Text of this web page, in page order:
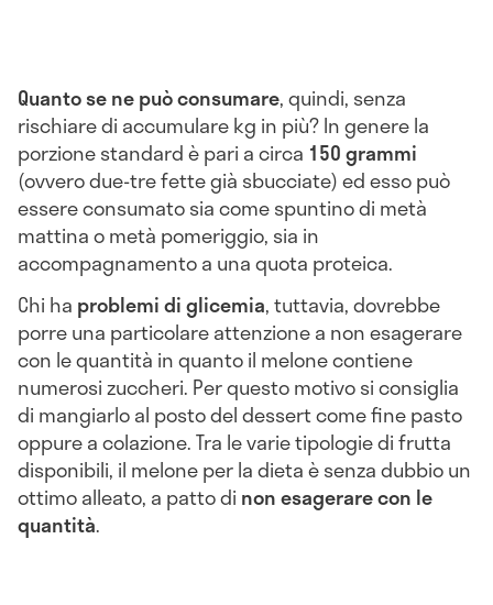
Quanto se ne può consumare, quindi, senza
rischiare di accumulare kg in più? In genere la
porzione standard è pari a circa 150 grammi
(ovvero due-tre fette già sbucciate) ed esso può
essere consumato sia come spuntino di metà
mattina o metà pomeriggio, sia in
accompagnamento a una quota proteica.
Chi ha problemi di glicemia, tuttavia, dovrebbe
porre una particolare attenzione a non esagerare
con le quantità in quanto il melone contiene
numerosi zuccheri. Per questo motivo si consiglia
di mangiarlo al posto del dessert come fine pasto
oppure a colazione. Tra le varie tipologie di frutta
disponibili, il melone per la dieta è senza dubbio un
ottimo alleato, a patto di non esagerare con le
quantità.